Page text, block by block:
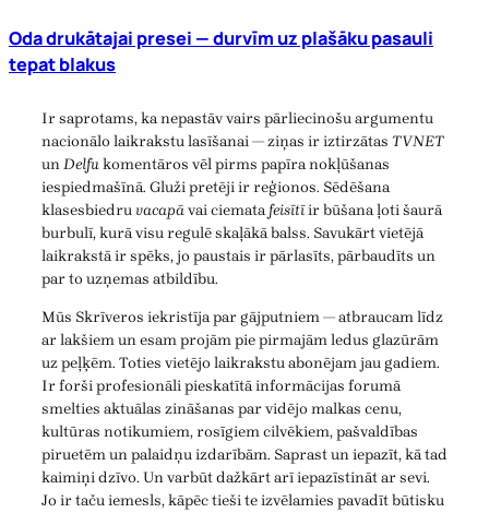
Oda drukātajai presei — durvīm uz plašāku pasauli
tepat blakus
Ir saprotams, ka nepastāv vairs pārliecinošu argumentu
nacionālo laikrakstu lasīšanai — ziņas ir iztirzātas TVNET
unDelfukomentāros vēl pirms papīra nokļūšanas
iespiedmašīnā. Gluži pretēji ir reģionos. Sēdēšana
klasesbiedruvacapāvai ciematafeisītīir būšana ļoti šaurā
burbulī, kurā visu regulē skaļākā balss. Savukārt vietējā
laikrakstā ir spēks, jo paustais ir pārlasīts, pārbaudīts un
par to uzņemas atbildību.
Mūs Skrīveros iekristīja par gājputniem — atbraucam līdz
ar lakšiem un esam projām pie pirmajām ledus glazūrām
uz peļķēm. Toties vietējo laikrakstu abonējam jau gadiem.
Ir forši profesionāli pieskatītā informācijas forumā
smelties aktuālas zināšanas par vidējo malkas cenu,
kultūras notikumiem, rosīgiem cilvēkiem, pašvaldības
piruetēm un palaidņu izdarībām. Saprast un iepazīt, kā tad
kaimiņi dzīvo. Un varbūt dažkārt arī iepazīstināt ar sevi.
Jo ir taču iemesls, kāpēc tieši te izvēlamies pavadīt būtisku